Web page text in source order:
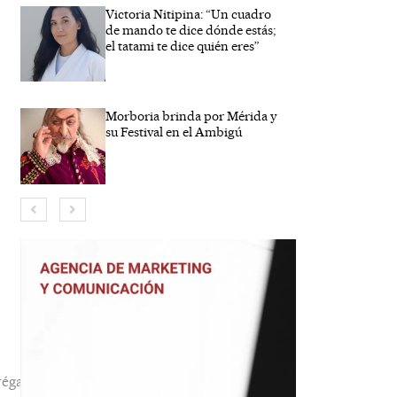
Victoria Nitipina: “Un cuadro
de mando te dice dónde estás;
el tatami te dice quién eres”
Morboria brinda por Mérida y
su Festival en el Ambigú